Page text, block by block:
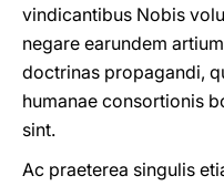
vindicantibus Nobis
negare earundem
doctrinas propagandi,
humanae consortionis
sint.
Ac praeterea singulis